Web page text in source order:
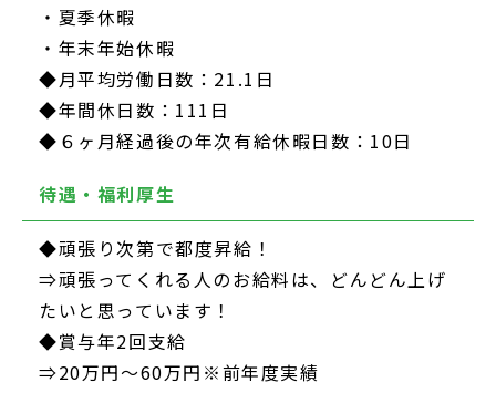
・夏季休暇
・年末年始休暇
◆月平均労働日数：21.1日
◆年間休日数：111日
◆６ヶ月経過後の年次有給休暇日数：10日
待遇・福利厚生
◆頑張り次第で都度昇給！
⇒頑張ってくれる人のお給料は、どんどん上げ
たいと思っています！
◆賞与年2回支給
⇒20万円～60万円※前年度実績